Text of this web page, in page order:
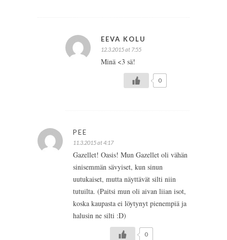
EEVA KOLU
12.3.2015 at 7:55
Minä <3 sä!
0
PEE
11.3.2015 at 4:17
Gazellet! Oasis! Mun Gazellet oli vähän
sinisemmän sävyiset, kun sinun
uutukaiset, mutta näyttävät silti niin
tutuilta. (Paitsi mun oli aivan liian isot,
koska kaupasta ei löytynyt pienempiä ja
halusin ne silti :D)
0